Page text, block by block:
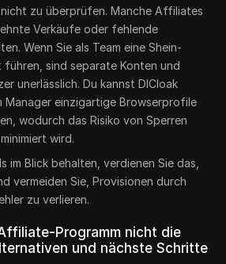
zu überprüfen. Manche Affiliates
Verkäufe oder fehlende
Wenn Sie als Team eine Shein-
sind separate Konten und
unerlässlich. Du kannst DICloak
Manager einzigartige Browserprofile
wodurch das Risiko von Sperren
wird.
im Blick behalten, verdienen Sie das,
vermeiden Sie, Provisionen durch
zu verlieren.
Programm nicht die
und nächste Schritte